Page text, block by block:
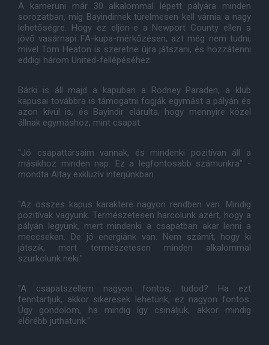
A kameruni már 30 alkalommal lépett pályára minden
sorozatban, míg Bayindirnek türelmesen kell várnia a nagy
lehetőségre. Hogy ez eljön-e a Newport County ellen a
jövő vasárnapi FA-kupa-mérkőzésen, azt még nem tudni,
mivel Tom Heaton is szeretne újra játszani, és hozzátenni
eddigi három United-fellépéséhez.
Bárki is áll majd a kapuban a Rodney Paraden, a klub
kapusai továbbra is támogatni fogják egymást a pályán és
azon kívül is, és Bayindir elárulta, hogy mennyire közel
állnak egymáshoz, mint csapat.
"Jó csapattársaim vannak, és mindenki pozitívan áll a
másikhoz minden nap. Ez a legfontosabb számunkra" -
mondta Altay exkluzív interjúnkban.
"Az összes kapus karaktere nagyon rendben van. Mindig
pozitívak vagyunk. Természetesen harcolunk azért, hogy a
pályán legyünk, mert mindenki a csapatban akar lenni a
meccseken. De jó energiánk van. Nem számít, hogy ki
játszik, mert természetesen minden alkalommal
szurkolunk neki."
"A csapatszellem nagyon fontos, tudod? Ha ezt
fenntartjuk, akkor sikeresek lehetünk, ez nagyon fontos.
Úgy gondolom, ha mindig így csináljuk, akkor mindig
előrébb juthatunk."